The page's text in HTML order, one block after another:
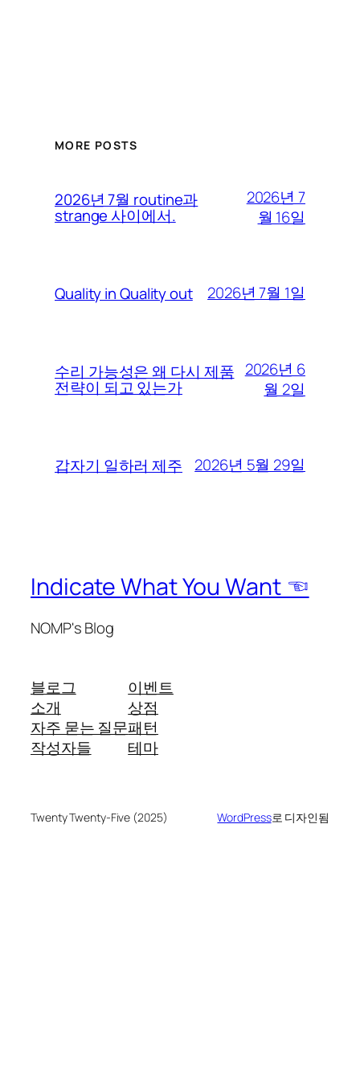
MORE POSTS
2026년 7월 routine과
strange 사이에서.
2026년 7
월 16일
Quality in Quality out 2026년 7월 1일
수리 가능성은 왜 다시 제품
전략이 되고 있는가
2026년 6
월 2일
갑자기 일하러 제주 2026년 5월 29일
Indicate What You Want ☜
NOMP's Blog
블로그
소개
자주 묻는 질문
작성자들
이벤트
상점
패턴
테마
Twenty Twenty-Five (2025) WordPress로 디자인됨